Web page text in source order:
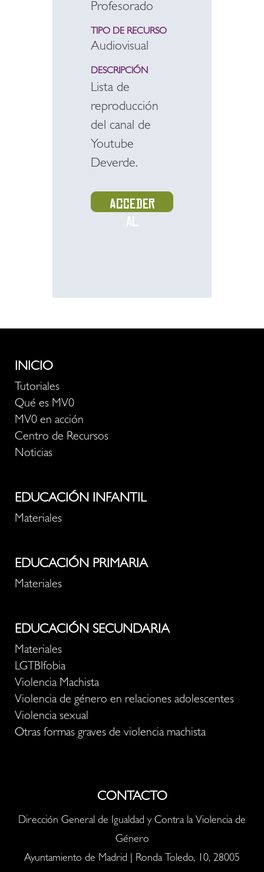
Profesorado
TIPO DE RECURSO
Audiovisual
DESCRIPCIÓN
Lista de
reproducción
del canal de
Youtube
Deverde.
Acceder
al
INICIO
Tutoriales
Qué es MV0
MV0 en acción
Centro de Recursos
Noticias
EDUCACIÓN INFANTIL
Materiales
EDUCACIÓN PRIMARIA
Materiales
EDUCACIÓN SECUNDARIA
Materiales
LGTBIfobia
Violencia Machista
Violencia de género en relaciones adolescentes
Violencia sexual
Otras formas graves de violencia machista
CONTACTO
Dirección General de Igualdad y Contra la Violencia de
Género
Ayuntamiento de Madrid | Ronda Toledo, 10, 28005